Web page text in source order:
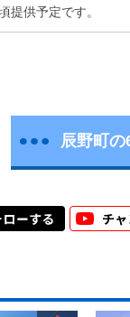
提供予定です。
辰野町